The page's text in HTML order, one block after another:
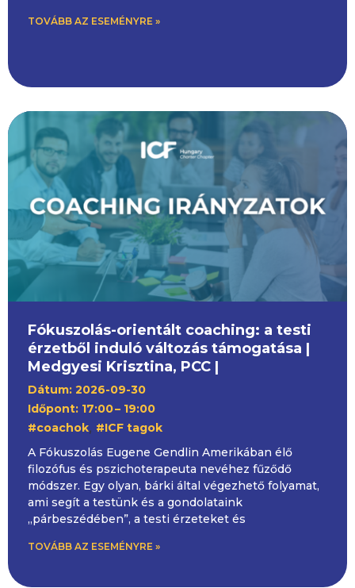
TOVÁBB AZ ESEMÉNYRE »
Fókuszolás-orientált coaching: a testi
érzetből induló változás támogatása |
Medgyesi Krisztina, PCC |
Dátum: 2026-09-30
Időpont: 17:00– 19:00
#coachok, #ICF tagok
A Fókuszolás Eugene Gendlin Amerikában élő
filozófus és pszichoterapeuta nevéhez fűződő
módszer. Egy olyan, bárki által végezhető folyamat,
ami segít a testünk és a gondolataink
„párbeszédében”, a testi érzeteket és
TOVÁBB AZ ESEMÉNYRE »